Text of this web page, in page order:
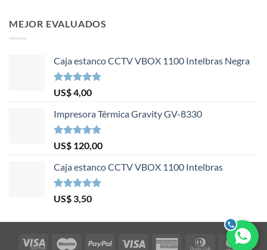
MEJOR EVALUADOS
Caja estanco CCTV VBOX 1100 Intelbras Negra
Valorado en
5.00
de 5
US$4,00
Impresora Térmica Gravity GV-8330
Valorado en
5.00
de 5
US$ 120,00
Caja estanco CCTV VBOX 1100 Intelbras
Valorado en
5.00
de 5
US$ 3,50
Visa Maestro PayPal Visa American Dinners